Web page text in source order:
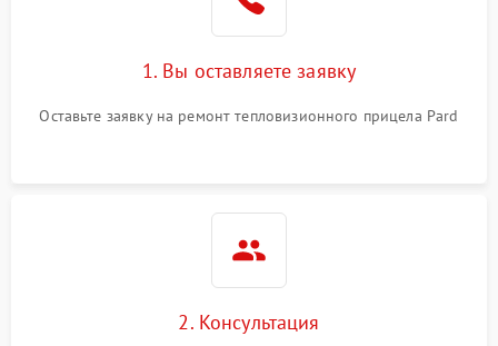
1. Вы оставляете заявку
Оставьте заявку на ремонт тепловизионного прицела Pard
2. Консультация